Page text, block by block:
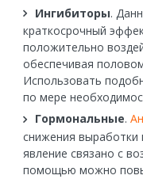
Ингибиторы.
краткосрочный
положительно
обеспечивая
Использовать
по мере
Гормональные.
снижения выработки
явление связано с
помощью можно